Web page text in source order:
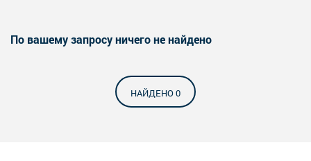
По вашему запросу ничего не найдено
НАЙДЕНО 0